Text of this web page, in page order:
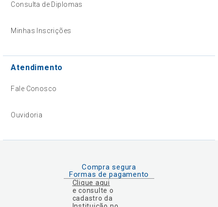
Consulta de Diplomas
Minhas Inscrições
Atendimento
Fale Conosco
Ouvidoria
Compra segura
Formas de pagamento
Clique aqui
e consulte o
cadastro da